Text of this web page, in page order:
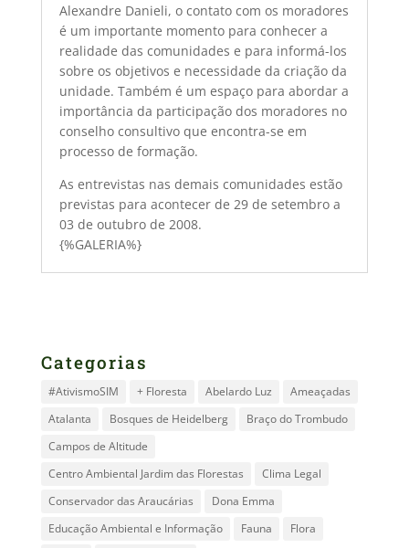
Alexandre Danieli, o contato com os moradores
é um importante momento para conhecer a
realidade das comunidades e para informá-los
sobre os objetivos e necessidade da criação da
unidade. Também é um espaço para abordar a
importância da participação dos moradores no
conselho consultivo que encontra-se em
processo de formação.
As entrevistas nas demais comunidades estão
previstas para acontecer de 29 de setembro a
03 de outubro de 2008.
{%GALERIA%}
Categorias
#AtivismoSIM + Floresta Abelardo Luz
Ameaçadas
Atalanta
Bosques de Heidelberg
Braço do Trombudo
Campos de Altitude
Centro Ambiental Jardim das Florestas
Clima Legal
Conservador das Araucárias
Dona Emma
Educação Ambiental e Informação
Fauna Flora